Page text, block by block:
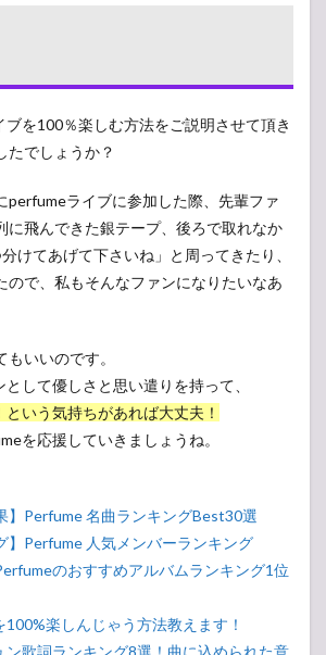
を100％楽しむ方法をご説明させて頂き
たでしょうか？
perfumeライブに参加した際、先輩ファ
に飛んできた銀テープ、後ろで取れなか
けてあげて下さいね」と周ってきたり、
ので、私もそんなファンになりたいなあ
いいのです。
して優しさと思い遣りを持って、
いう気持ちがあれば大丈夫！
を応援していきましょうね。
】Perfume 名曲ランキングBest30選
】Perfume 人気メンバーランキング
のおすすめアルバムランキング1位
楽しんじゃう方法教えます！